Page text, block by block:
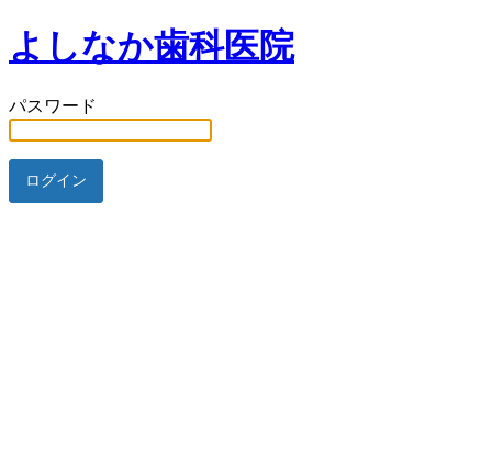
よしなか歯科医院
パスワード